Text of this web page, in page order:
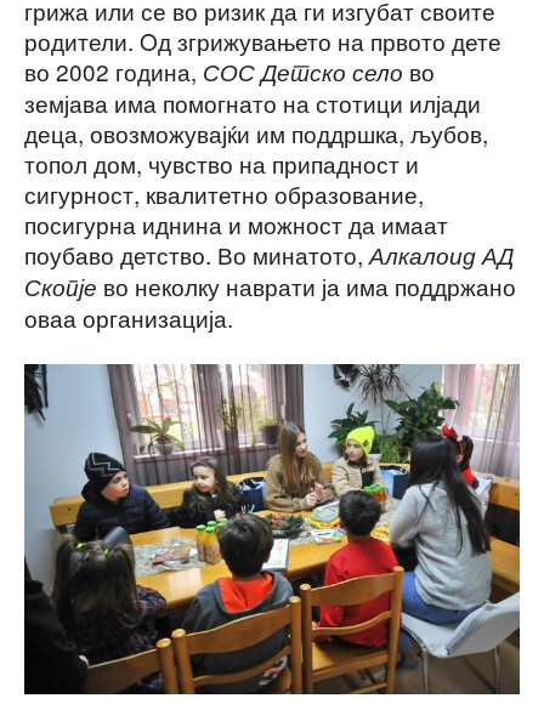
грижа или се во ризик да ги изгубат своите
родители. Oд згрижувањето на првото дете
во 2002 година, СОС Детско село во
земјава има помогнато на стотици илјади
деца, овозможувајќи им поддршка, љубов,
топол дом, чувство на припадност и
сигурност, квалитетно образование,
посигурна иднина и можност да имаат
поубаво детство. Во минатото,Алкалоид АД
Скопје во неколку наврати ја има поддржано
оваа организација.